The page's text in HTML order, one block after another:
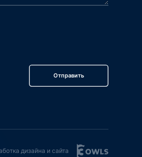
Отправить
дизайна и сайта